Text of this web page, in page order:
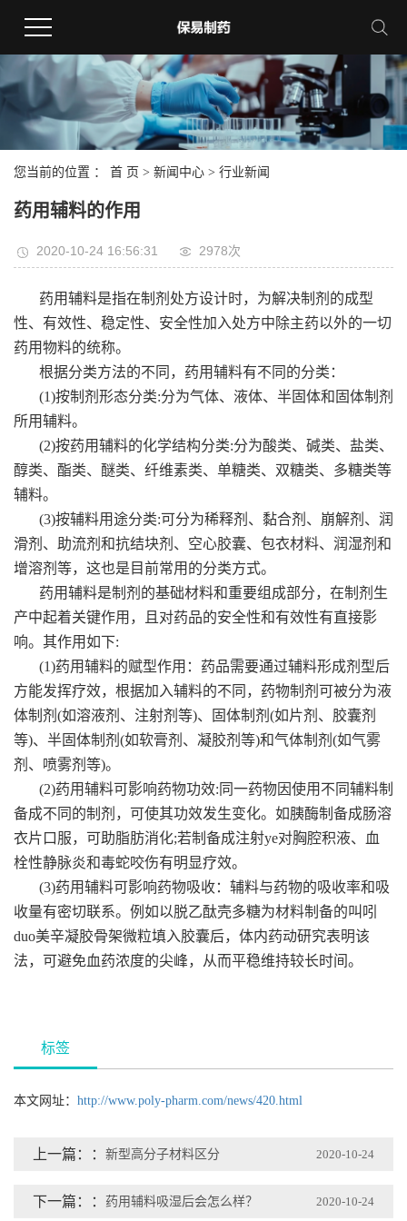
您当前的位置 ： 首 页 > 新闻中心 > 行业新闻
药用辅料的作用
2020-10-24 16:56:31 2978次
药用辅料是指在制剂处方设计时，为解决制剂的成型
性、有效性、稳定性、安全性加入处方中除主药以外的一切
药用物料的统称。
根据分类方法的不同，药用辅料有不同的分类：
(1)按制剂形态分类:分为气体、液体、半固体和固体制剂
所用辅料。
(2)按药用辅料的化学结构分类:分为酸类、碱类、盐类、
醇类、酯类、醚类、纤维素类、单糖类、双糖类、多糖类等
辅料。
(3)按辅料用途分类:可分为稀释剂、黏合剂、崩解剂、润
滑剂、助流剂和抗结块剂、空心胶囊、包衣材料、润湿剂和
增溶剂等，这也是目前常用的分类方式。
药用辅料是制剂的基础材料和重要组成部分，在制剂生
产中起着关键作用，且对药品的安全性和有效性有直接影
响。其作用如下:
(1)药用辅料的赋型作用：药品需要通过辅料形成剂型后
方能发挥疗效，根据加入辅料的不同，药物制剂可被分为液
体制剂(如溶液剂、注射剂等)、固体制剂(如片剂、胶囊剂
等)、半固体制剂(如软膏剂、凝胶剂等)和气体制剂(如气雾
剂、喷雾剂等)。
(2)药用辅料可影响药物功效:同一药物因使用不同辅料制
备成不同的制剂，可使其功效发生变化。如胰酶制备成肠溶
衣片口服，可助脂肪消化;若制备成注射ye对胸腔积液、血
栓性静脉炎和毒蛇咬伤有明显疗效。
(3)药用辅料可影响药物吸收：辅料与药物的吸收率和吸
收量有密切联系。例如以脱乙酞壳多糖为材料制备的叫吲
duo美辛凝胶骨架微粒填入胶囊后，体内药动研究表明该
法，可避免血药浓度的尖峰，从而平稳维持较长时间。
标签
本文网址： http://www.poly-pharm.com/news/420.html
上一篇： 新型高分子材料区分 2020-10-24
下一篇： 药用辅料吸湿后会怎么样？ 2020-10-24